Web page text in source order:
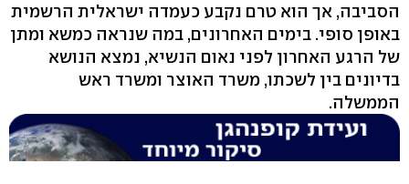
הסביבה, אך הוא טרם נקבע כעמדה ישראלית הרשמית
באופן סופי. בימים האחרונים, במה שנראה כמשא ומתן
של הרגע האחרון לפני נאום הנשיא, נמצא הנושא
בדיונים בין לשכתו, משרד האוצר ומשרד ראש
הממשלה.